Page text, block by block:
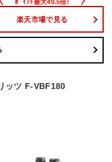
楽天市場で見る
ッツ F-VBF180